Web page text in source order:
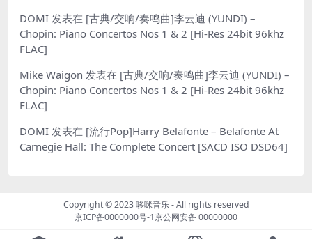
DOMI 发表在 [古典/交响/奏鸣曲]李云迪 (YUNDI) –
Chopin: Piano Concertos Nos 1 & 2 [Hi-Res 24bit 96khz
FLAC]
Mike Waigon 发表在 [古典/交响/奏鸣曲]李云迪 (YUNDI) –
Chopin: Piano Concertos Nos 1 & 2 [Hi-Res 24bit 96khz
FLAC]
DOMI 发表在 [流行Pop]Harry Belafonte – Belafonte At
Carnegie Hall: The Complete Concert [SACD ISO DSD64]
Copyright © 2023哆咪音乐- All rights reserved
京ICP备0000000号-1京公网安备 00000000